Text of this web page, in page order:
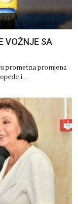
VOŽNJE SA
prometna promjena
i…